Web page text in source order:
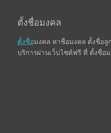
ตั้งชื่อมงคล
ตั้งชื่อมงคล หาชื่อมงคล ตั้งชื่อ
บริการผ่านเว็บไซต์ฟรี ที่ ตั้งชื่อ